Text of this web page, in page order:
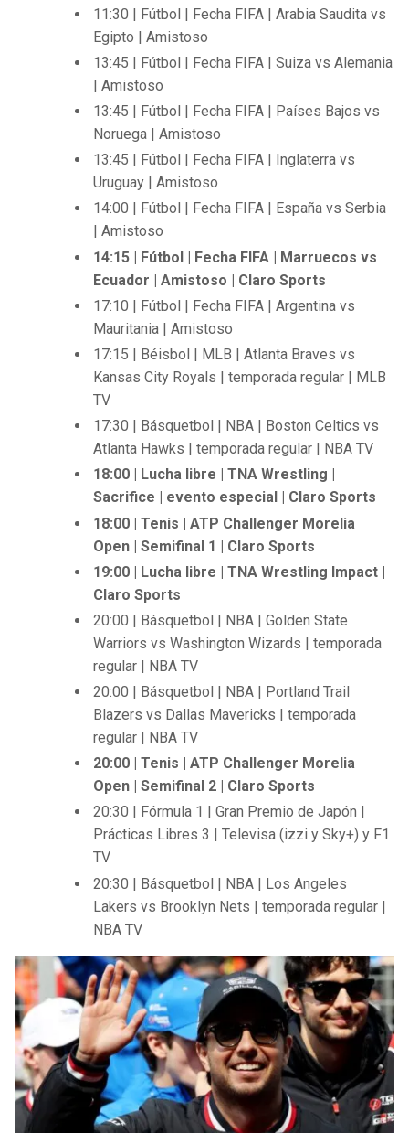
11:30 | Fútbol | Fecha FIFA | Arabia Saudita vs
Egipto | Amistoso
13:45 | Fútbol | Fecha FIFA | Suiza vs Alemania
| Amistoso
13:45 | Fútbol | Fecha FIFA | Países Bajos vs
Noruega | Amistoso
13:45 | Fútbol | Fecha FIFA | Inglaterra vs
Uruguay | Amistoso
14:00 | Fútbol | Fecha FIFA | España vs Serbia
| Amistoso
14:15 | Fútbol | Fecha FIFA | Marruecos vs
Ecuador | Amistoso | Claro Sports
17:10 | Fútbol | Fecha FIFA | Argentina vs
Mauritania | Amistoso
17:15 | Béisbol | MLB | Atlanta Braves vs
Kansas City Royals | temporada regular | MLB
TV
17:30 | Básquetbol | NBA | Boston Celtics vs
Atlanta Hawks | temporada regular | NBA TV
18:00 | Lucha libre | TNA Wrestling |
Sacrifice | evento especial | Claro Sports
18:00 | Tenis | ATP Challenger Morelia
Open | Semifinal 1 | Claro Sports
19:00 | Lucha libre | TNA Wrestling Impact |
Claro Sports
20:00 | Básquetbol | NBA | Golden State
Warriors vs Washington Wizards | temporada
regular | NBA TV
20:00 | Básquetbol | NBA | Portland Trail
Blazers vs Dallas Mavericks | temporada
regular | NBA TV
20:00 | Tenis | ATP Challenger Morelia
Open | Semifinal 2 | Claro Sports
20:30 | Fórmula 1 | Gran Premio de Japón |
Prácticas Libres 3 | Televisa (izzi y Sky+) y F1
TV
20:30 | Básquetbol | NBA | Los Angeles
Lakers vs Brooklyn Nets | temporada regular |
NBA TV